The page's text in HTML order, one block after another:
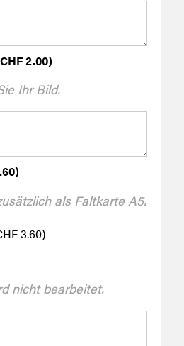
CHF2.00)
Ihr Bild.
als Faltkarte A5.
3.60)
nicht bearbeitet.